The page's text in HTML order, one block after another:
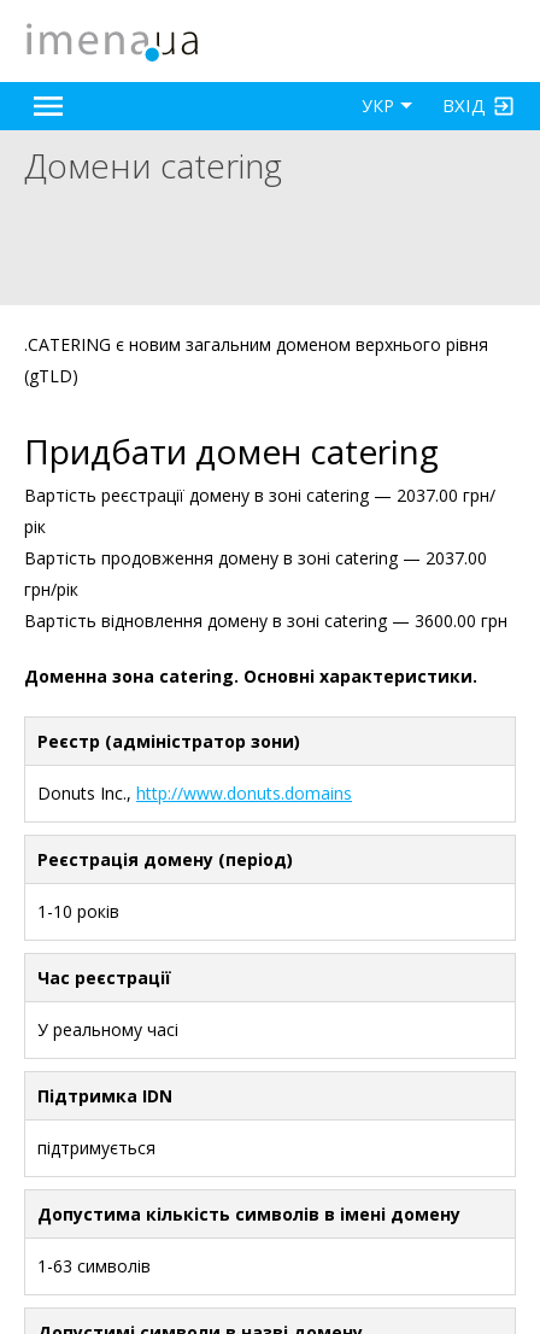
ВХІД
УКР
Домени catering
.CATERING є новим загальним доменом верхнього рівня
(gTLD)
Придбати домен catering
Вартість реєстрації домену в зоні catering — 2037.00 грн/
рік
Вартість продовження домену в зоні catering — 2037.00
грн/рік
Вартість відновлення домену в зоні catering — 3600.00 грн
Доменна зона catering. Основні характеристики.
Реєстр (адміністратор зони)
Donuts Inc., http://www.donuts.domains
Реєстрація домену (період)
1-10 років
Час реєстрації
У реальному часі
Підтримка IDN
підтримується
Допустима кількість символів в імені домену
1-63 символів